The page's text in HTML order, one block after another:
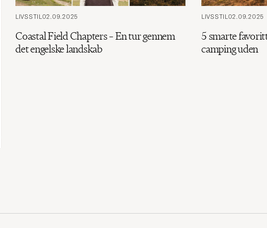
LIVSSTIL 02.09.2025
Coastal Field Chapters – En tur gennem
det engelske landskab
LIVSSTIL 02.09.2025
5 smarte
camping uden